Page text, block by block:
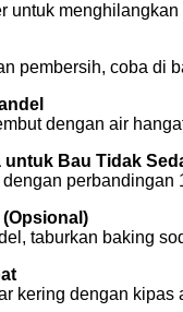
untuk
pembersih, coba di
dengan air
Bau Tidak
taburkan baking
kering dengan